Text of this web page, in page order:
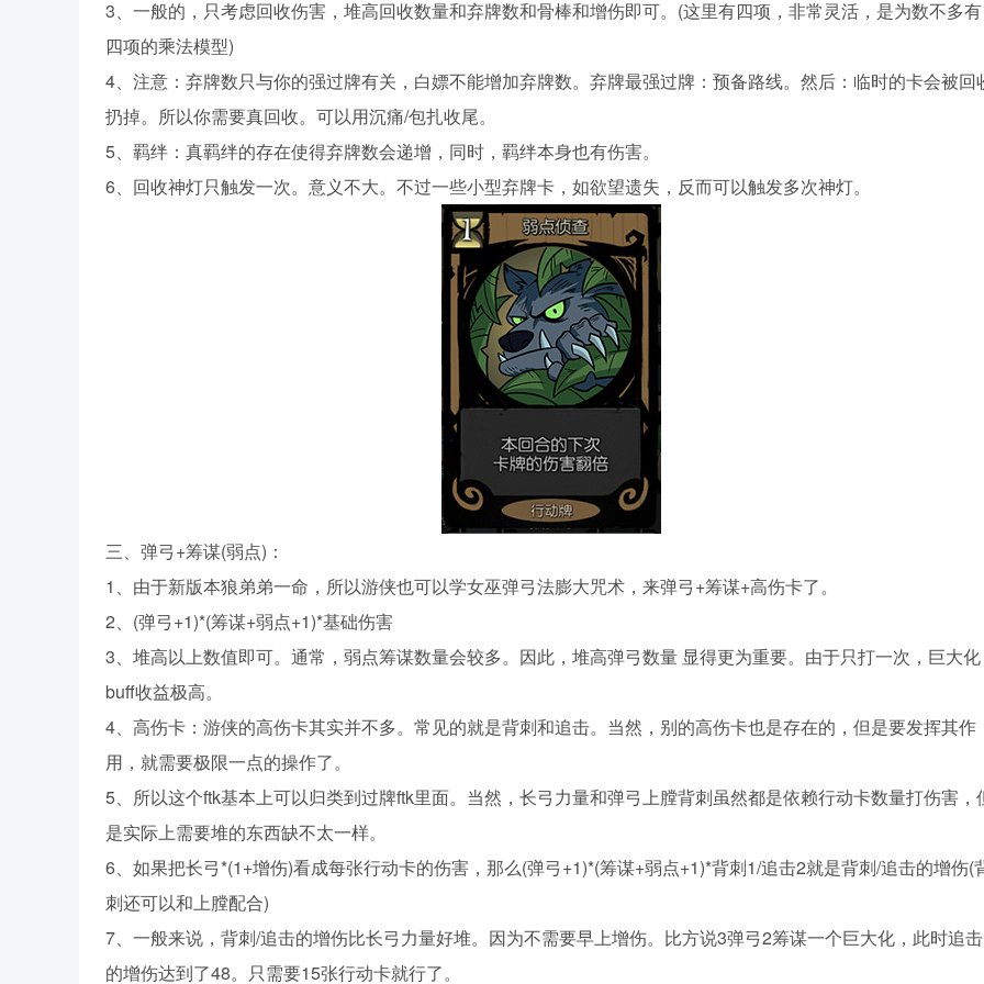
3、一般的，只考虑回收伤害，堆高回收数量和弃牌数和骨棒和增伤即可。(这里有四项，非常灵活，是为数不多有
四项的乘法模型)
4、注意：弃牌数只与你的强过牌有关，白嫖不能增加弃牌数。弃牌最强过牌：预备路线。然后：临时的卡会被回
扔掉。所以你需要真回收。可以用沉痛/包扎收尾。
5、羁绊：真羁绊的存在使得弃牌数会递增，同时，羁绊本身也有伤害。
6、回收神灯只触发一次。意义不大。不过一些小型弃牌卡，如欲望遗失，反而可以触发多次神灯。
三、弹弓+筹谋(弱点)：
1、由于新版本狼弟弟一命，所以游侠也可以学女巫弹弓法膨大咒术，来弹弓+筹谋+高伤卡了。
2、(弹弓+1)*(筹谋+弱点+1)*基础伤害
3、堆高以上数值即可。通常，弱点筹谋数量会较多。因此，堆高弹弓数量 显得更为重要。由于只打一次，巨大化
buff收益极高。
4、高伤卡：游侠的高伤卡其实并不多。常见的就是背刺和追击。当然，别的高伤卡也是存在的，但是要发挥其作
用，就需要极限一点的操作了。
5、所以这个ftk基本上可以归类到过牌ftk里面。当然，长弓力量和弹弓上膛背刺虽然都是依赖行动卡数量打伤害，
是实际上需要堆的东西缺不太一样。
6、如果把长弓*(1+增伤)看成每张行动卡的伤害，那么(弹弓+1)*(筹谋+弱点+1)*背刺1/追击2就是背刺/追击的增伤(
刺还可以和上膛配合)
7、一般来说，背刺/追击的增伤比长弓力量好堆。因为不需要早上增伤。比方说3弹弓2筹谋一个巨大化，此时追击
的增伤达到了48。只需要15张行动卡就行了。